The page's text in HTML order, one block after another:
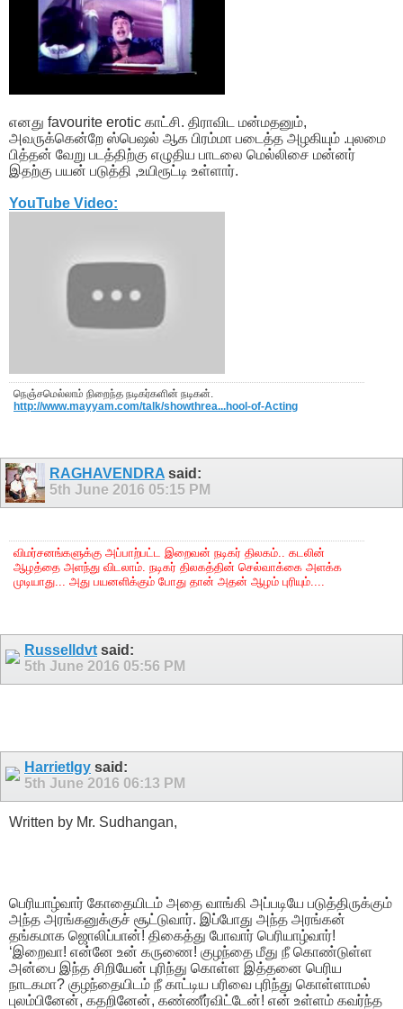
எனது favourite erotic காட்சி. திராவிட மன்மதனும்,
அவருக்கென்றே ஸ்பெஷல் ஆக பிரம்மா படைத்த அழகியும் .புலமை
பித்தன் வேறு படத்திற்கு எழுதிய பாடலை மெல்லிசை மன்னர்
இதற்கு பயன் படுத்தி ,உயிரூட்டி உள்ளார்.
YouTube Video:
நெஞ்சமெல்லாம் நிறைந்த நடிகர்களின் நடிகன்.
http://www.mayyam.com/talk/showthrea...hool-of-Acting
RAGHAVENDRA said:
5th June 2016 05:15 PM
விமர்சனங்களுக்கு அப்பாற்பட்ட இறைவன் நடிகர் திலகம்.. கடலின்
ஆழத்தை அளந்து விடலாம். நடிகர் திலகத்தின் செல்வாக்கை அளக்க
முடியாது... அது பயனளிக்கும் போது தான் அதன் ஆழம் புரியும்....
Russelldvt said:
5th June 2016 05:56 PM
Harrietlgy said:
5th June 2016 06:13 PM
Written by Mr. Sudhangan,
பெரியாழ்வார் கோதையிடம் அதை வாங்கி அப்படியே படுத்திருக்கும்
அந்த அரங்கனுக்குச் சூட்டுவார். இப்போது அந்த அரங்கன்
தங்கமாக ஜொலிப்பான்! திகைத்து போவார் பெரியாழ்வார்!
‘இறைவா! என்னே உன் கருணை! குழந்தை மீது நீ கொண்டுள்ள
அன்பை இந்த சிறியேன் புரிந்து கொள்ள இத்தனை பெரிய
நாடகமா? குழந்தையிடம் நீ காட்டிய பரிவை புரிந்து கொள்ளாமல்
புலம்பினேன், கதறினேன், கண்ணீர்விட்டேன்! என் உள்ளம் கவர்ந்த